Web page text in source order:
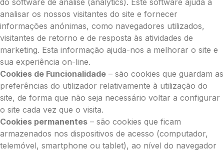
analisar os nossos visitantes do site e fornecer
informações anónimas, como navegadores utilizados,
visitantes de retorno e de resposta às atividades de
marketing. Esta informação ajuda-nos a melhorar o site e
sua experiência on-line.
Cookies de Funcionalidade – são cookies que guardam as
preferências do utilizador relativamente à utilização do
site, de forma que não seja necessário voltar a configurar
o site cada vez que o visita.
Cookies permanentes – são cookies que ficam
armazenados nos dispositivos de acesso (computador,
telemóvel, smartphone ou tablet), ao nível do navegador